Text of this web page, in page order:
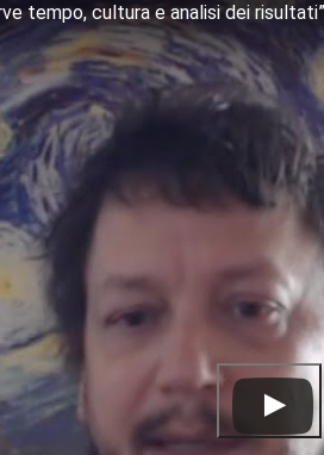
tempo, cultura e analisi dei risultati”